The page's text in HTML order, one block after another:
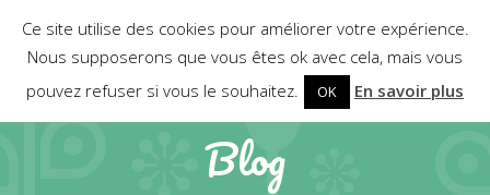
Blog
Ce site utilise des cookies pour améliorer votre expérience.
Nous supposerons que vous êtes ok avec cela, mais vous
pouvez refuser si vous le souhaitez.
OK En savoir plus